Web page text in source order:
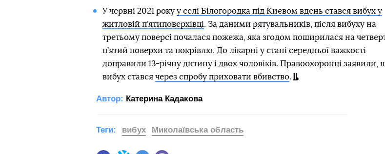
У червні 2021 року у селі Білогородка під Києвом вдень стався вибух у
житловій п’ятиповерхівці. За даними рятувальників, після вибуху на
третьому поверсі почалася пожежа, яка згодом поширилася на
п’ятий поверхи та покрівлю. До лікарні у стані середньої важкості
доправили 13-річну дитину і двох чоловіків. Правоохоронці заявили,
вибух стався через спробу приховати вбивство.
Автор: Катерина Кадакова
Теги: вибух Миколаївська область